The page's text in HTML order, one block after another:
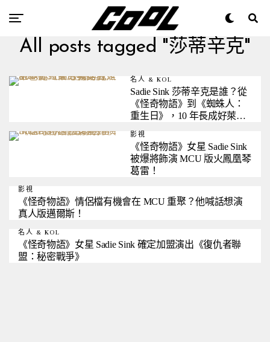
All posts tagged "莎蒂辛克"
名人 & KOL
Sadie Sink 莎蒂辛克是誰？從
《怪奇物語》到《蜘蛛人：
重生日》，10 年長成好萊塢
影視
《怪奇物語》女星 Sadie Sink
被爆將飾演 MCU 版火鳳凰琴
葛雷！
影視
《怪奇物語》情侶檔有機會在 MCU 重聚？他喊話想演
真人版邁爾斯！
名人 & KOL
《怪奇物語》女星 Sadie Sink 確定加盟演出《復仇者聯
盟：秘密戰爭》